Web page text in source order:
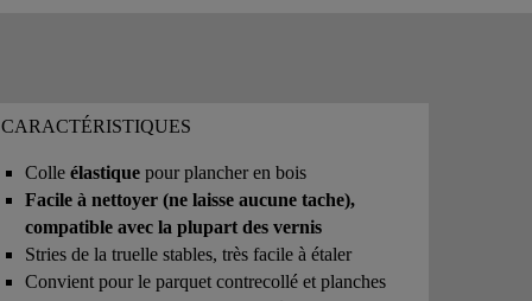
CARACTÉRISTIQUES
Colle élastique pour plancher en bois
Facile à nettoyer (ne laisse aucune tache),
compatible avec la plupart des vernis
Stries de la truelle stables, très facile à étaler
Convient pour le parquet contrecollé et planches